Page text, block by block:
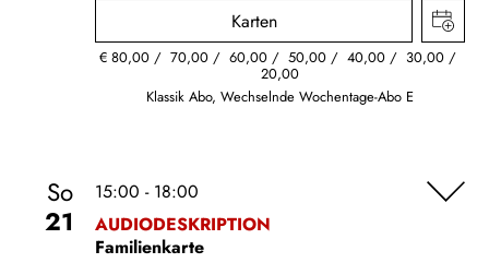
Karten
€80,00 70,00 60,00 50,00 40,00 30,00
20,00
Klassik Abo, Wechselnde Wochentage-Abo E
So
21
15:00 - 18:00
AUDIODESKRIPTION
Familienkarte